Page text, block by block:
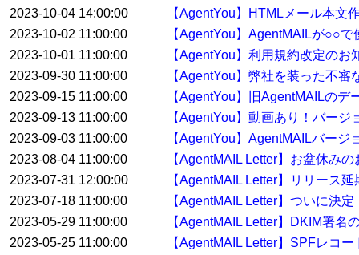
2023-10-04 14:00:00
【AgentYou】HTMLメール本文
2023-10-02 11:00:00
【AgentYou】AgentMAILが○○
2023-10-01 11:00:00
【AgentYou】利用規約改定のお
2023-09-30 11:00:00
【AgentYou】弊社を装った不
2023-09-15 11:00:00
【AgentYou】旧AgentMAILの
2023-09-13 11:00:00
【AgentYou】動画あり！バー
2023-09-03 11:00:00
【AgentYou】AgentMAILバー
2023-08-04 11:00:00
【AgentMAIL Letter】お盆休み
2023-07-31 12:00:00
【AgentMAIL Letter】リリース
2023-07-18 11:00:00
【AgentMAIL Letter】ついに決
2023-05-29 11:00:00
【AgentMAIL Letter】DKIM署
2023-05-25 11:00:00
【AgentMAIL Letter】SPFレコ